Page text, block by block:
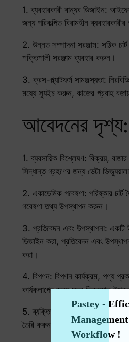
1. ব্যবহারকারী বান্ধব ডিজাইন:
জন্য পরিকল্পিত বিরামহীন
2. উন্নত সম্পাদনা সরঞ্জাম: সঠিক
শক্তিশালী সরঞ্জাম ব্যবহার করুন।
3. ক্রস-প্ল্যাটফর্ম সামঞ্জস্যতা:
মধ্যে স্যুইচ করুন, কাজের প্রবাহ
আবেদনের দৃশ্য:
1. ব্যবসায়িক বিশ্লেষণ: বিক্রয়,
সিদ্ধান্ত গ্রহণের জন্য ডেটা
2. একাডেমিক গবেষণা: পরিষ্কার
গবেষণা তথ্য উপস্থাপন করুন।
3. প্রতিবেদন এবং উপস্থাপনা: একটি
ডিজাইন করা, প্রতিবেদন এবং
করা।
4. বিপণন: বিপণন কার্যক্রম, পণ্য
কার্যকলাপের জন্য সুন্দর ভিজ্যুয়াল
5. ব্যক্তিগত প্রকল্প: ব্যক্তিগতকৃত
তৈরি করুন এবং আপনার ডেটা গল্প
Pastey -
Workflow !